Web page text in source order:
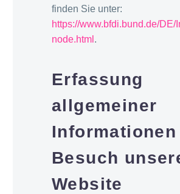
finden Sie unter:
https://www.bfdi.bund.de/
node.html .
Erfassung
allgemeiner
Informationen
Besuch
Website